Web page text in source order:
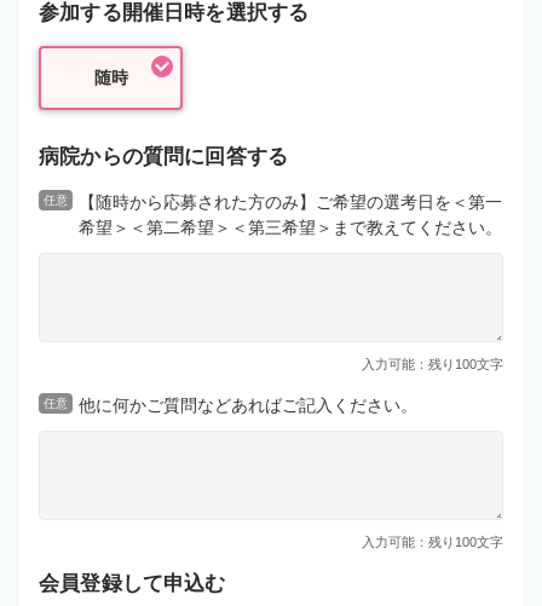
参加する開催日時を選択する
随時
病院からの質問に回答する
任意
【随時から応募された方のみ】ご希望の選考日を＜第一
希望＞＜第二希望＞＜第三希望＞まで教えてください。
入力可能：残り 100文字
任意 他に何かご質問などあればご記入ください。
入力可能：残り 100文字
会員登録して申込む